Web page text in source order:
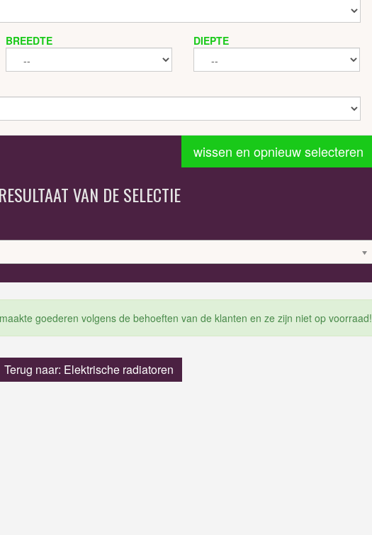
BREEDTE DIEPTE
wissen en opnieuw selecteren
RESULTAAT VAN DE SELECTIE
goederen volgens de behoeften van de klanten en ze zijn niet op voorraad!
Terug naar: Elektrische radiatoren